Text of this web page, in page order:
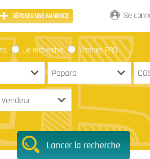
DÉPOSER UNE ANNONCE Se
Je recherche Vitrines PRO
Lancer la recherche